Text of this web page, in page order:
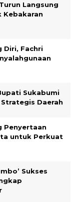
Langsung
Kebakaran
Diri, Fachri
Sukabumi
Daerah
Penyertaan
untuk Perkuat
Sukses